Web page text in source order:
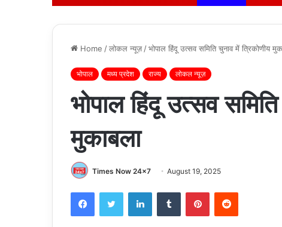
Home /लोकल न्यूज़ /भोपाल हिंदू उत्सव समिति चुनाव में त्रिकोणीय
भोपाल मध्य प्रदेश राज्य लोकल न्यूज़
भोपाल हिंदू उत्सव
मुकाबला
Times Now 24x7 August 19, 2025